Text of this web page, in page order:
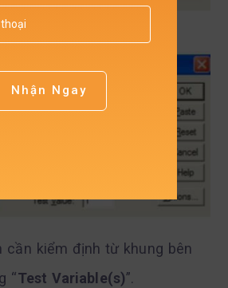
biến và giá trị kiểm định
cần kiểm định từ khung bên
“Test Variable(s)”.
Nhận Ngay